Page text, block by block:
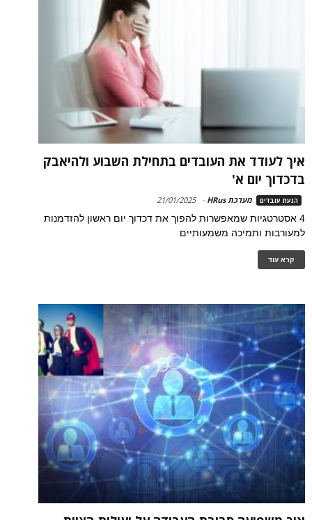
איך לעודד את העובדים בתחילת השבוע ולהיאבק
בדכדוך יום א'
הנעת עובדים מערכת HRus -
21/01/2025
4 אסטרטגיות שמאפשרות להפוך את דכדוך יום ראשון להזדמנות
למעורבות ותמיכה משמעותיים
קרא עוד